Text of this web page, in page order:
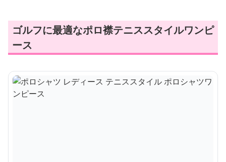
ゴルフに最適なポロ襟テニススタイルワンピ
ース